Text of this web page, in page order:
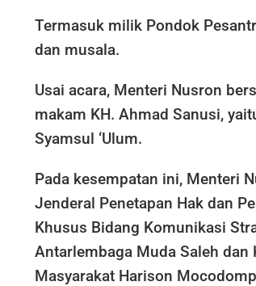
Termasuk milik Pondok
dan musala.
Usai acara, Menteri Nusron
makam KH. Ahmad Sanusi,
Syamsul ‘Ulum.
Pada kesempatan ini, Menteri
Jenderal Penetapan Hak dan
Khusus Bidang Komunikasi
Antarlembaga Muda Saleh dan
Masyarakat Harison